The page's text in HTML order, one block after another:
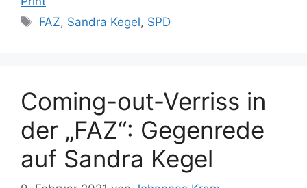
Schlagwörter
FAZ, Sandra Kegel, SPD
Coming-out-Verriss in
der „FAZ“: Gegenrede
auf Sandra Kegel